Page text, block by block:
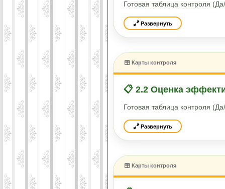
Готовая таблица контроля
Развернуть
Карты контроля
📋 2.2 Оценка
Готовая таблица контроля
Развернуть
Карты контроля